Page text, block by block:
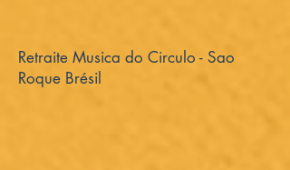
Retraite Musica do Circulo - Sao
Roque Brésil